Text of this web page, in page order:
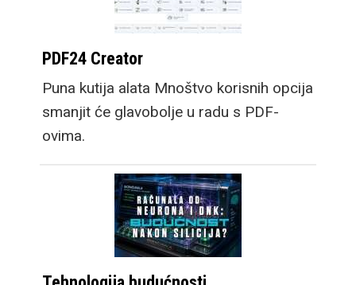
Snapdragon Wear Elite
platformu donosi velik
sustava. Samsung
Galaxy Watch9 dolazi u
bateriju sa vrlo
robusnim i svestranim
Google WearOS 7
sustavom i njihovom
OneUI 9 optimizacijom.
PDF24 Creator
Puna kutija alata Mnoštvo korisnih opcija
smanjit će glavobolje u radu s PDF-
ovima.